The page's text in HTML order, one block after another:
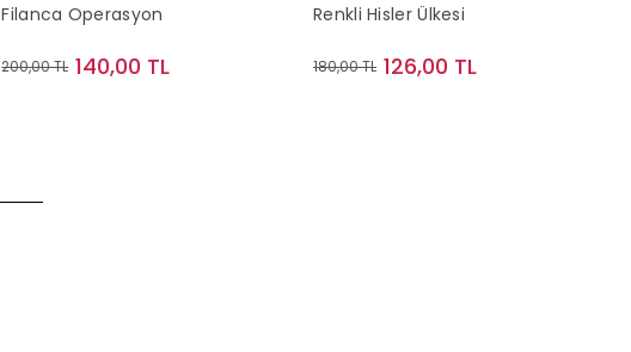
Filanca Operasyon
200,00 TL 140,00 TL
Renkli Hisler Ülkesi
180,00 TL 126,00 TL